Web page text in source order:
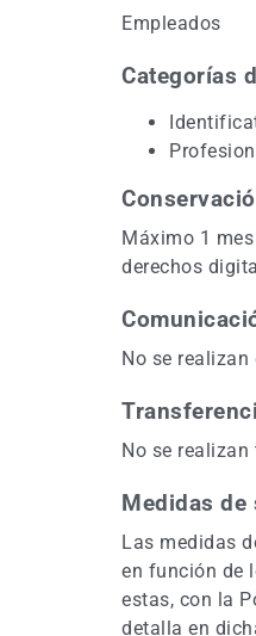
Empleados
Categorías
Máximo 1
derechos
No se
No se
Medidas de
Las medidas
en función de
estas, con la
detalla en